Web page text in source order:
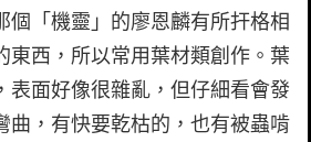
個「機靈」的廖恩麟有所扞格相
東西，所以常用葉材類創作。葉
表面好像很雜亂，但仔細看會發
曲，有快要乾枯的，也有被蟲啃